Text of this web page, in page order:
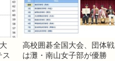
ス
高校囲碁全国大会、団体戦
は灘・南山女子部が優勝